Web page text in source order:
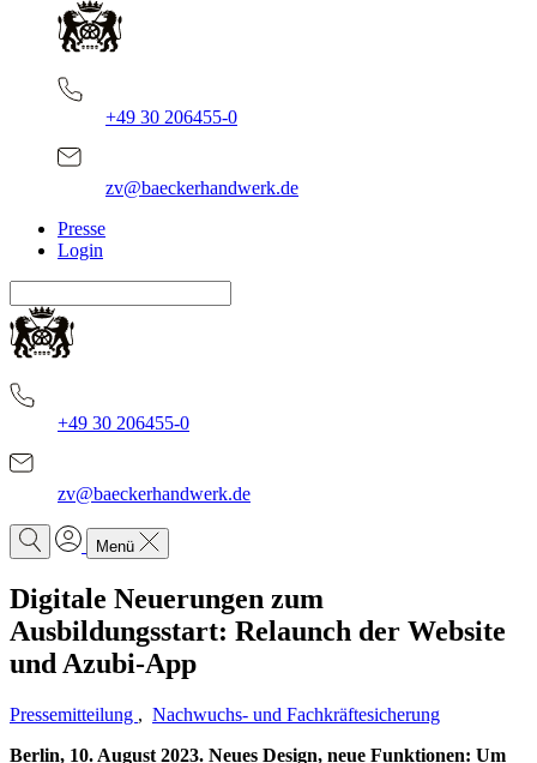
+49 30 206455-0
zv@baeckerhandwerk.de
Presse
Login
+49 30 206455-0
zv@baeckerhandwerk.de
Menü
Digitale Neuerungen zum
Ausbildungsstart: Relaunch der Website
und Azubi-App
Pressemitteilung , Nachwuchs- und Fachkräftesicherung
Berlin, 10. August 2023. Neues Design, neue Funktionen: Um